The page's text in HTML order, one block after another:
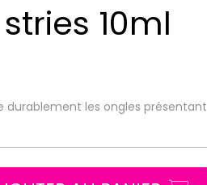
10ml
durablement les ongles présentant